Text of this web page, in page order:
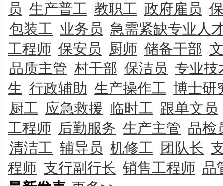
员 生产普工 教职工 政府雇员
包装工 业务员 急需紧缺专业人
工程师 保安员 厨师 储备干部
品质主管 村干部 保洁员 专业技
生 行政辅助 生产操作工 博士研
厨工 应急救援 临时工 跟单文员
工程师 后勤服务 生产主管 品检
清洁工 辅导员 机修工 团队长
程师 支行副行长 销售工程师 品